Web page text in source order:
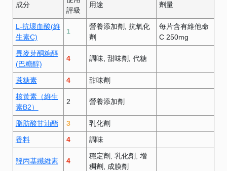
成分
評級
用途 劑量
L-抗壞血酸(維
生素C)
1
營養添加劑 抗氧化
劑
每片含有維他命
C 250mg
異麥芽酮糖醇
(巴糖醇)
4 調味 甜味劑 代糖
蔗糖素 4
甜味劑
核黃素（維生
素B2）
2 營養添加劑
脂肪酸甘油酯 3
乳化劑
香料
4 調味
羥丙基纖維素 4
穩定劑 乳化劑 增
稠劑 成膜劑